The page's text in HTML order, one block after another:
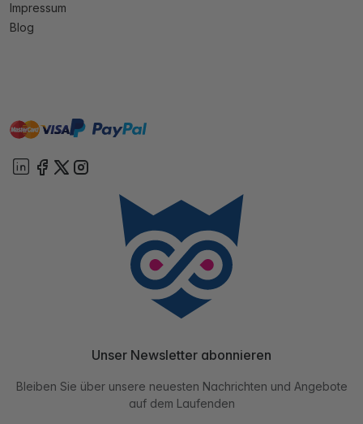
Impressum
Blog
mastervisa paypal
Unser Newsletter abonnieren
Bleiben Sie über unsere neuesten Nachrichten und Angebote
auf dem Laufenden